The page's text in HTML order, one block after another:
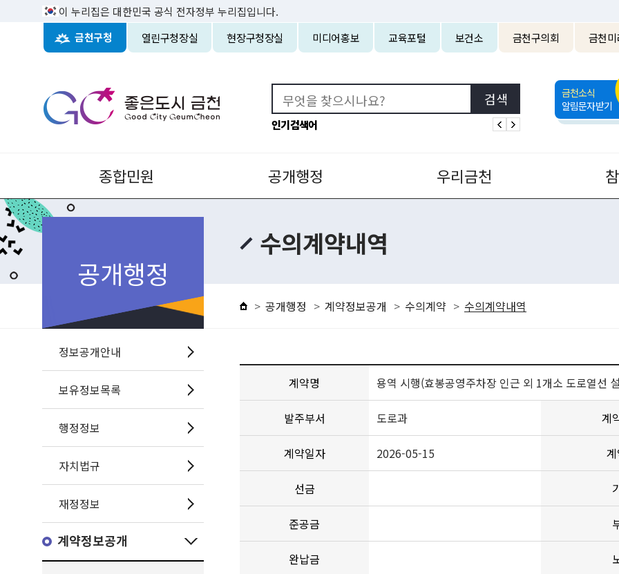
이 누리집은 대한민국 공식 전자정부 누리집입니다.
금천구청 열린구청장실 현장구청장실 미디어홍보 교육포털 보건소 금천구의회 금천
인기검색어
금천소식
알림문자받기
종합민원 공개행정 우리금천
공개행정
정보공개안내
보유정보목록
행정정보
자치법규
재정정보
계약정보공개
수의계약내역
공개행정 계약정보공개 수의계약 수의계약내역
계약명 용역 시행(효봉공영주차장 인근 외 1개소 도로열선
발주부서 도로과 계
계약일자 2026-05-15
선금
준공금
완납금